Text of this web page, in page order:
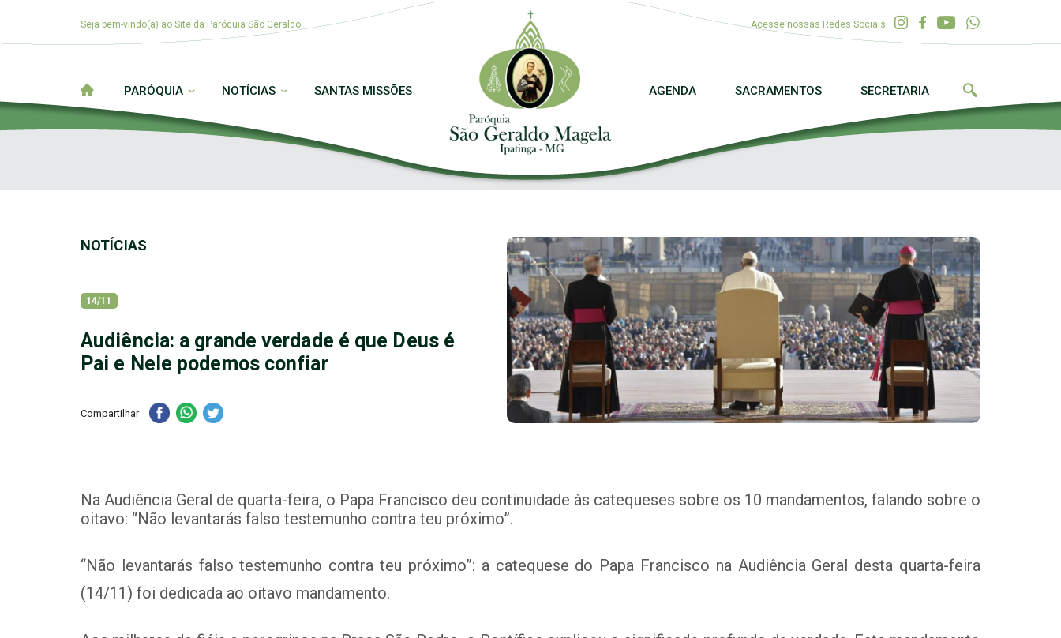
Seja bem-vindo(a) ao Site da Paróquia São Geraldo Acesse nossas Redes Sociais
PARÓQUIA NOTÍCIAS SANTAS MISSÕES AGENDA SACRAMENTOS SECRETARIA
NOTÍCIAS
14/11
Audiência: a grande verdade é que Deus é
Pai e Nele podemos confiar
Compartilhar
Na Audiência Geral de quarta-feira, o Papa Francisco deu continuidade às catequeses sobre os 10 mandamentos, falando sobre o
oitavo: “Não levantarás falso testemunho contra teu próximo”.
“Não levantarás falso testemunho contra teu próximo”: a catequese do Papa Francisco na Audiência Geral desta quarta-feira
(14/11) foi dedicada ao oitavo mandamento.